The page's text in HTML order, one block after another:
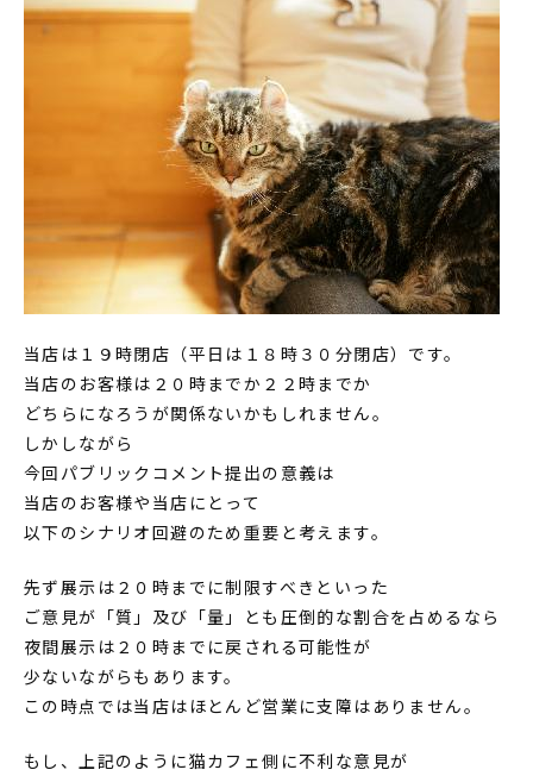
当店は１９時閉店（平日は１８時３０分閉店）です。
当店のお客様は２０時までか２２時までか
どちらになろうが関係ないかもしれません。
しかしながら
今回パブリックコメント提出の意義は
当店のお客様や当店にとって
以下のシナリオ回避のため重要と考えます。
先ず展示は２０時までに制限すべきといった
ご意見が「質」及び「量」とも圧倒的な割合を占めるなら
夜間展示は２０時までに戻される可能性が
少ないながらもあります。
この時点では当店はほとんど営業に支障はありません。
もし、上記のように猫カフェ側に不利な意見が